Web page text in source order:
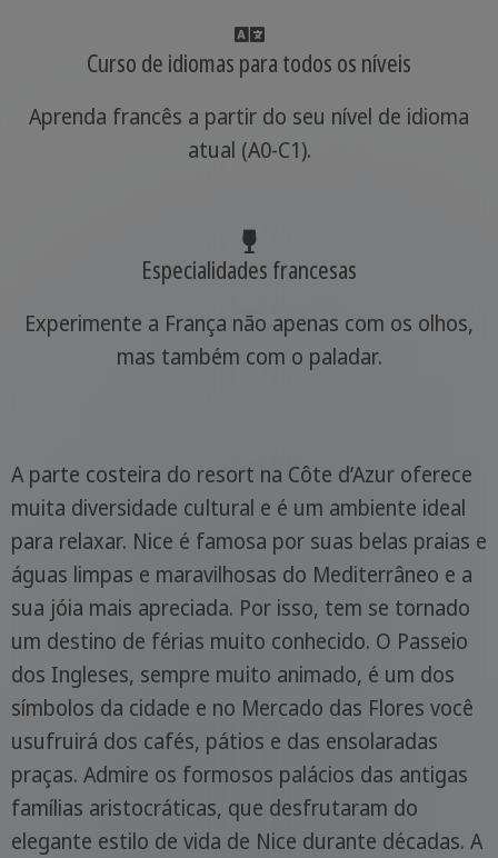
Curso de idiomas para todos os níveis
Aprenda francês a partir do seu nível de idioma
atual (A0-C1).
Especialidades francesas
Experimente a França não apenas com os olhos,
mas também com o paladar.
A parte costeira do resort na Côte d’Azur oferece
muita diversidade cultural e é um ambiente ideal
para relaxar. Nice é famosa por suas belas praias e
águas limpas e maravilhosas do Mediterrâneo e a
sua jóia mais apreciada. Por isso, tem se tornado
um destino de férias muito conhecido. O Passeio
dos Ingleses, sempre muito animado, é um dos
símbolos da cidade e no Mercado das Flores você
usufruirá dos cafés, pátios e das ensolaradas
praças. Admire os formosos palácios das antigas
famílias aristocráticas, que desfrutaram do
elegante estilo de vida de Nice durante décadas. A